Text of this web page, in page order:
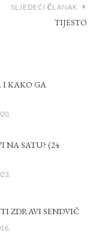
SLJEDEĆI ČLANAK
TIJESTO
I KAKO GA
NA SATU? (24
ZDRAVI SENDVIČ